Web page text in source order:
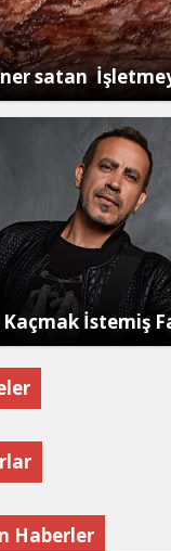
satan
İstemiş
Haberler